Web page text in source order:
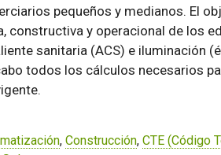
pequeños y medianos. El
constructiva y operacional de los
sanitaria (ACS) e iluminación
todos los cálculos necesarios
, Construcción, CTE (Código